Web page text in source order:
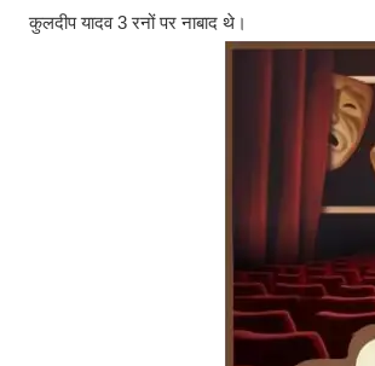
कुलदीप यादव 3 रनों पर नाबाद थे।